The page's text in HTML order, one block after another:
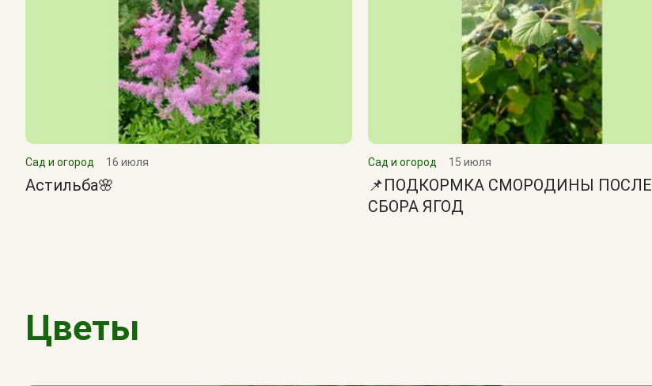
Сад и огород 16 июля
Астильба🌸
Сад и огород 15 июля
📌ПОДКОРМКА СМОРОДИНЫ ПОСЛЕ
СБОРА ЯГОД
Цветы